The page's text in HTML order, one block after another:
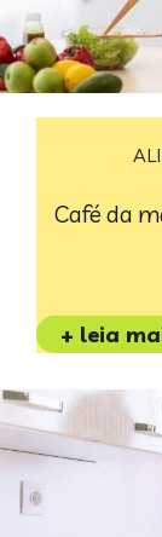
Café da
+ leia